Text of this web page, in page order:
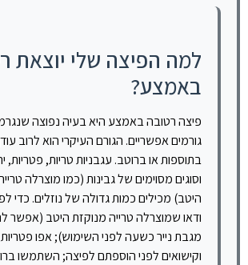
למה הפיצה שלי יוצאת
באמצע?
פיצה רטובה באמצע היא בעיה נפוצה
גורמים אפשריים. הגורם העיקרי הוא לרוב
בתוספות או ברוטב. עגבניות טריות, פטריות,
וסוגים מסוימים של גבינות (כמו מוצרלה
היטב) מכילים כמות גדולה של נוזלים. כדי
ודאו שמוצרלה טרייה מנוקזת היטב (אפשר
מגבת נייר כשעה לפני השימוש); אפו
וקישואים לפני הוספתם לפיצה; השתמשו